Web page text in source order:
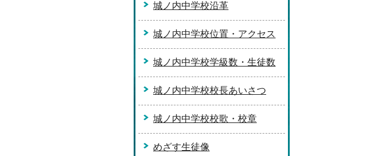
城ノ内中学校沿革
城ノ内中学校位置・アクセス
城ノ内中学校学級数・生徒数
城ノ内中学校校長あいさつ
城ノ内中学校校歌・校章
めざす生徒像